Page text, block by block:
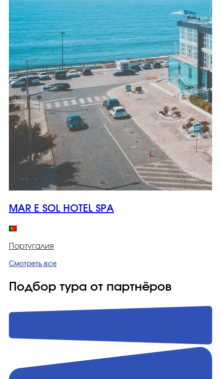
MAR E SOL HOTEL SPA
Португалия
Смотреть все
Подбор тура от партнёров